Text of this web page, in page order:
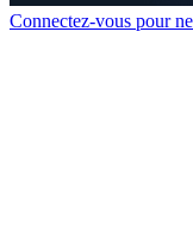
Connectez-vous pour